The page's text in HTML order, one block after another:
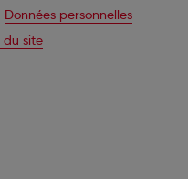
Données personnelles
du site